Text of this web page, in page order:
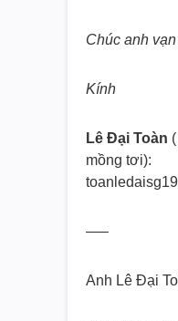
Chúc anh
Kính
Lê Đại Toàn
mồng tơi):
—–
Anh Lê Đại